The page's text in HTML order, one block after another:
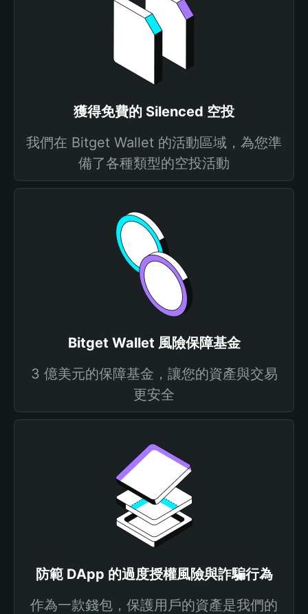
獲得免費的 Silenced 空投
我們在 Bitget Wallet 的活動區域，為您準
備了各種類型的空投活動
Bitget Wallet 風險保障基金
3 億美元的保障基金，讓您的資產與交易
更安全
防範 DApp 的過度授權風險與詐騙行為
作為一款錢包，保護用戶的資產是我們的